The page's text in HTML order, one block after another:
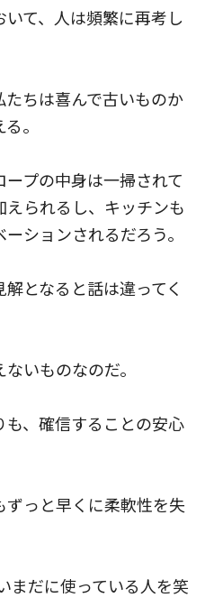
て、人は頻繁に再考し
ちは喜んで古いものか
。
プの中身は一掃されて
られるし、キッチンも
ションされるだろう。
となると話は違ってく
いものなのだ。
、確信することの安心
っと早くに柔軟性を失
まだに使っている人を笑